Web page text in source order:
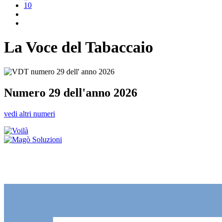
10
La Voce del Tabaccaio
Numero 29 dell'anno 2026
vedi altri numeri